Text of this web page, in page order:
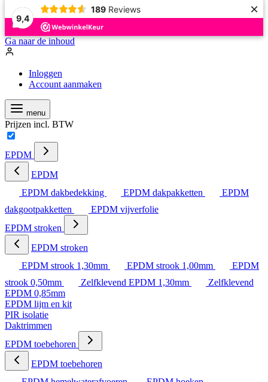
9,4
189 Reviews ×
Ga naar de inhoud
Inloggen
Account aanmaken
menu
Prijzen incl. BTW
EPDM
EPDM
EPDM dakbedekking
EPDM dakpakketten
EPDM
dakgootpakketten
EPDM vijverfolie
EPDM stroken
EPDM stroken
EPDM strook 1,30mm
EPDM strook 1,00mm
EPDM
strook 0,50mm
Zelfklevend EPDM 1,30mm
Zelfklevend
EPDM 0,85mm
EPDM lijm en kit
PIR isolatie
Daktrimmen
EPDM toebehoren
EPDM toebehoren